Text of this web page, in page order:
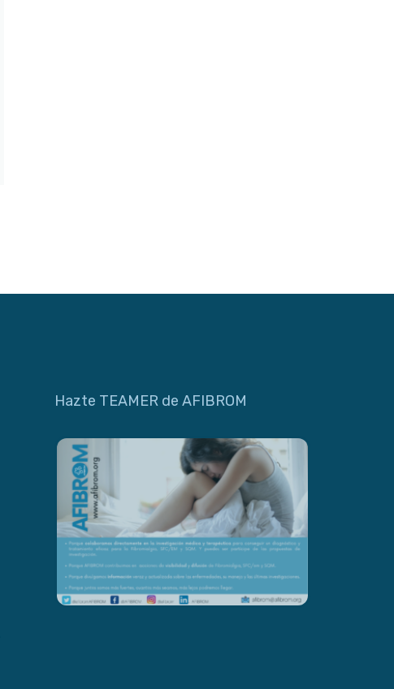
Hazte TEAMER de AFIBROM